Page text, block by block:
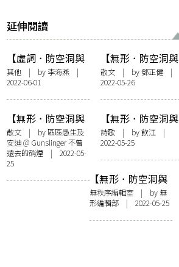
延伸閱讀
【虛詞．防空洞與
避難所】地下不容
——讀貝克特《The
End》
其他 | by 李海燕 |
2022-06-01
【無形．防空洞與
避難所】防空洞精
神：不免恐懼，與
之共存
散文| by鄧正健|
2022-05-26
【無形．防空洞與
避難所】 一路向歐
散文 | by 區區愚生及
安迪 @ Gunslinger 不曾
遠去的硝煙 | 2022-05-
25
【無形．防空洞與
避難所】無遮攔天
空下的蔭蔽
詩歌| by飲江|
2022-05-25
【無形．防空洞與
避難所】前置詞：
硝煙戰火下的防空
洞
無秩序編輯室 | by 無
形編輯部 | 2022-05-25